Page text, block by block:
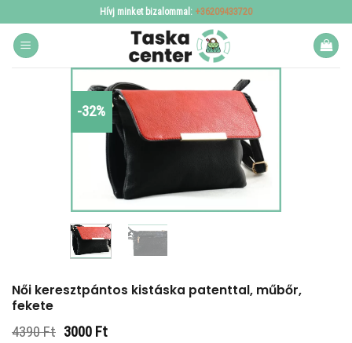
to
content
Hívj minket bizalommal: +36209433720
-32%
Női keresztpántos kistáska patenttal, műbőr,
fekete
4390Ft Original
3000 FtCurrent